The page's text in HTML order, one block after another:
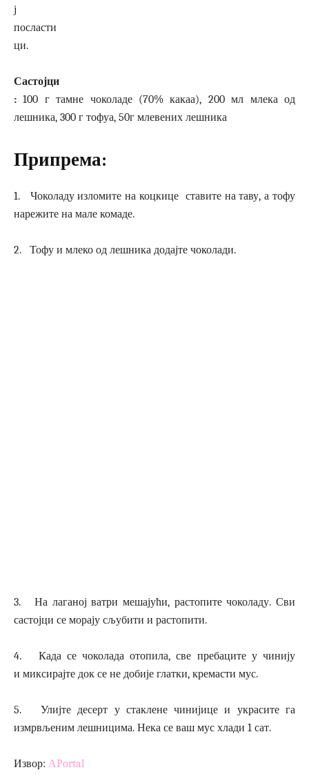
ј
посласти
ци.
Састојци
: 100 г тамне чоколаде (70% какаа), 200 мл млека од
лешника, 300 г тофуа, 50г млевених лешника
Припрема:
1. Чоколаду изломите на коцкице ставите на таву, а тофу
нарежите на мале комаде.
2. Тофу и млеко од лешника додајте чоколади.
3. На лаганој ватри мешајући, растопите чоколаду. Сви
састојци се морају сљубити и растопити.
4. Када се чоколада отопила, све пребаците у чинију
и миксирајте док се не добије глатки, кремасти мус.
5. Улијте десерт у стаклене чинијице и украсите га
измрвљеним лешницима. Нека се ваш мус хлади 1 сат.
Извор: АPortal